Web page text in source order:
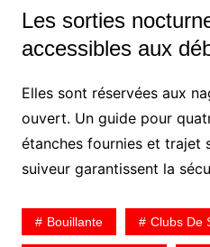
Les sorties
accessibles aux
Elles sont réservées aux
ouvert. Un guide pour
étanches fournies et trajet
suiveur garantissent la
Bouillante Clubs De